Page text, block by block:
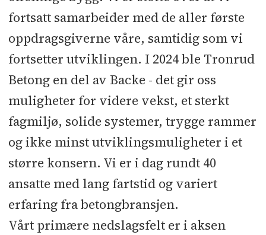
fortsatt samarbeider med de aller første
oppdragsgiverne våre, samtidig som vi
fortsetter utviklingen. I 2024 ble Tronrud
Betong en del av Backe - det gir oss
muligheter for videre vekst, et sterkt
fagmiljø, solide systemer, trygge rammer
og ikke minst utviklingsmuligheter i et
større konsern. Vi er i dag rundt 40
ansatte med lang fartstid og variert
erfaring fra betongbransjen.
Vårt primære nedslagsfelt er i aksen